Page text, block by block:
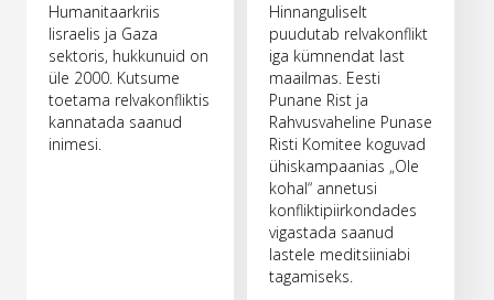
Humanitaarkriis
Iisraelis ja Gaza
sektoris, hukkunuid on
üle 2000. Kutsume
toetama relvakonfliktis
kannatada saanud
inimesi.
Hinnanguliselt
puudutab relvakonflikt
iga kümnendat last
maailmas. Eesti
Punane Rist ja
Rahvusvaheline Punase
Risti Komitee koguvad
ühiskampaanias „Ole
kohal“ annetusi
konfliktipiirkondades
vigastada saanud
lastele meditsiiniabi
tagamiseks.